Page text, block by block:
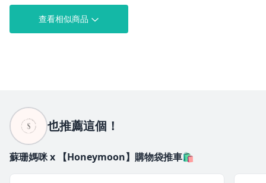
查看相似商品
也推薦這個！
蘇珊媽咪 x 【Honeymoon】購物袋推車🛍️